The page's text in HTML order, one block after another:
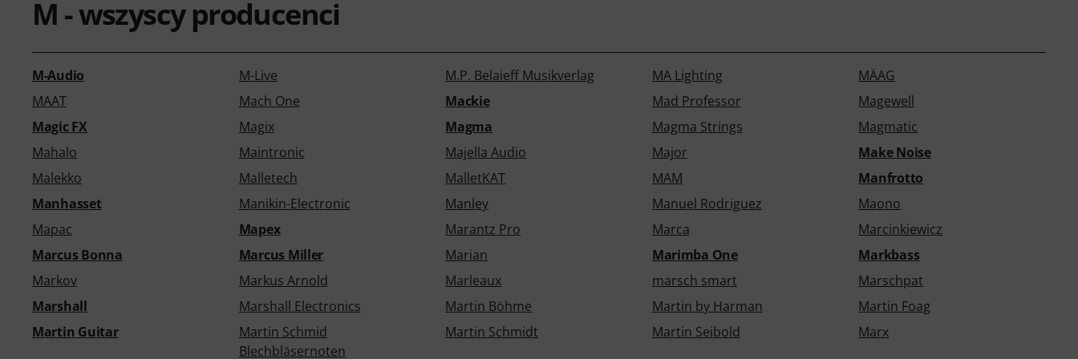
M - wszyscy producenci
M-Audio M-Live M.P. Belaieff Musikverlag MA Lighting
MÄAG
MAAT
Mach One Mackie Mad Professor
Magewell
Magic FX
Magix Magma Magma Strings
Magmatic
Mahalo
Maintronic Majella Audio Major
Make Noise
Malekko
Malletech MalletKAT MAM
Manfrotto
Manhasset
Manikin-Electronic Manley Manuel Rodriguez
Maono
Mapac
Mapex Marantz Pro Marca
Marcinkiewicz
Marcus Bonna
Marcus Miller Marian Marimba One
Markbass
Markov
Markus Arnold Marleaux marsch smart
Marschpat
Marshall
Marshall Electronics Martin Böhme Martin by Harman
Martin Foag
Martin Guitar
Martin Schmid
Blechbläsernoten
Martin Schmidt Martin Seibold Marx